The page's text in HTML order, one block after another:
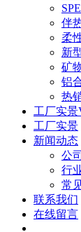
伴
柔
新
矿
铝
热
工厂实景
工厂实景
新闻动态
公
行
常
联系我们
在线留言